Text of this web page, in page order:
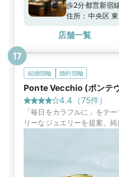
歩2分都営新宿
東京メトロ日比
分JR総武快速
住所： 中央区
店舗一覧
結婚指輪 婚約指輪
Ponte Vecchio (ポンテ
4.4 （75件）
「毎日をカラフルに」をテ
リーなジュエリーを提案。
17